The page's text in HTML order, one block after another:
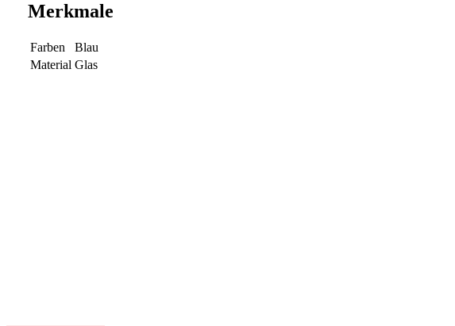
Merkmale
Farben
Blau
Material Glas